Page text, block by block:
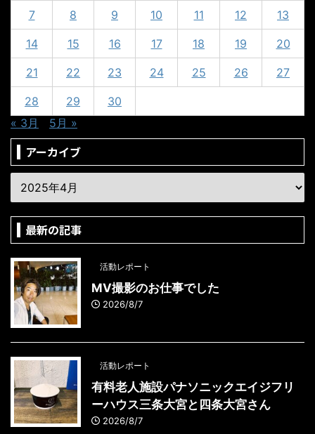
7 8 9 10 11 12 13
14 15 16 17 18 19 20
21 22 23 24 25 26 27
28 29
30
« 3月
5月 »
アーカイブ
最新の記事
活動レポート
MV撮影のお仕事でした
2026/8/7
活動レポート
有料老人施設パナソニックエイジフリ
ーハウス三条大宮と四条大宮さん
2026/8/7